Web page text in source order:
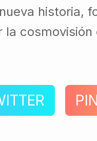
historia,